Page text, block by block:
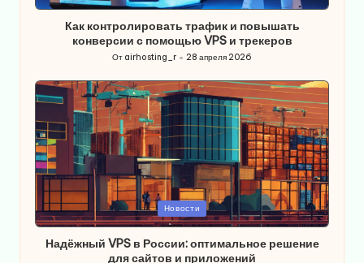
в
Как контролировать трафик и повышать
конверсии с помощью VPS и трекеров
Запись
от
От airhosting_r 28 апреля 2026
Опубликовано
в
Новости
Надёжный VPS в России: оптимальное решение
для сайтов и приложений